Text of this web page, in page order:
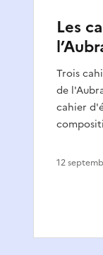
Les
Trois
de
cahier
12